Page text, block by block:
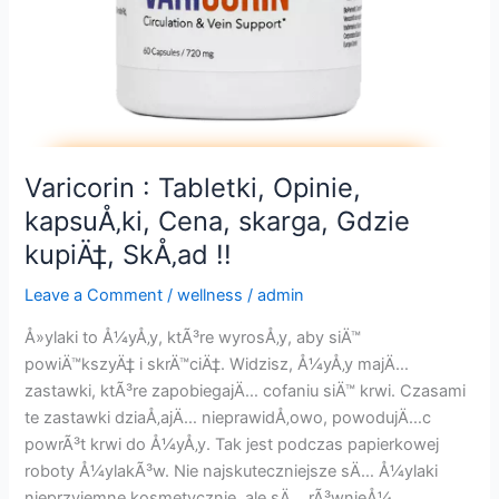
Varicorin : Tabletki, Opinie,
kapsuÅ‚ki, Cena, skarga, Gdzie
kupiÄ‡, SkÅ‚ad !!
Leave a Comment /wellness /admin
Å»ylaki to Å¼yÅ‚y, ktÃ³re wyrosÅ‚y, aby siÄ™
powiÄ™kszyÄ‡ i skrÄ™ciÄ‡. Widzisz, Å¼yÅ‚y majÄ…
zastawki, ktÃ³re zapobiegajÄ… cofaniu siÄ™ krwi. Czasami
te zastawki dziaÅ‚ajÄ… nieprawidÅ‚owo, powodujÄ…c
powrÃ³t krwi do Å¼yÅ‚y. Tak jest podczas papierkowej
roboty Å¼ylakÃ³w. Nie najskuteczniejsze sÄ… Å¼ylaki